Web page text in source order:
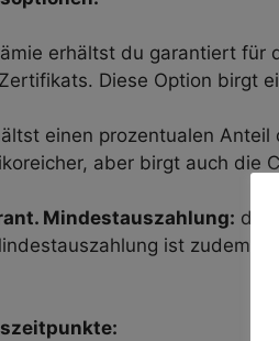
erhältst du garantiert für
Diese Option birgt
einen prozentualen
aber birgt auch die
Mindestauszahlung: du
ist zudem